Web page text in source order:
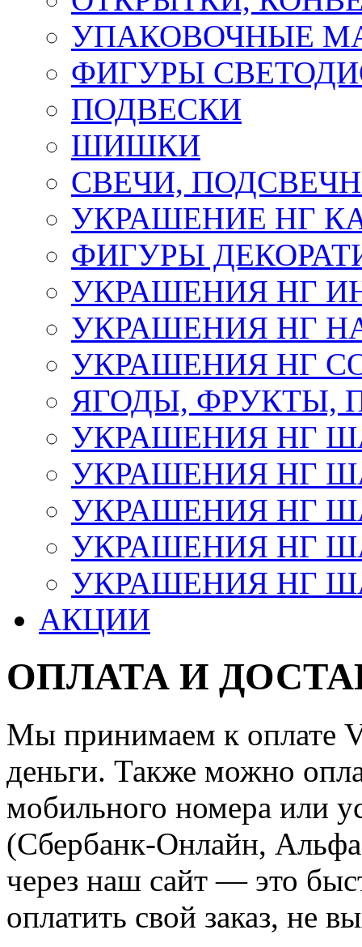
УПАКОВОЧНЫЕ
ФИГУРЫ
ПОДВЕСКИ
ШИШКИ
СВЕЧИ,
УКРАШЕНИЕ НГ
ФИГУРЫ
УКРАШЕНИЯ НГ
УКРАШЕНИЯ НГ
УКРАШЕНИЯ НГ
ЯГОДЫ, ФРУКТЫ,
УКРАШЕНИЯ НГ
УКРАШЕНИЯ НГ
УКРАШЕНИЯ НГ
УКРАШЕНИЯ НГ
УКРАШЕНИЯ НГ
АКЦИИ
ОПЛАТА И
Мы принимаем к оплате
деньги. Также можно
мобильного номера или
(Сбербанк-Онлайн,
через наш сайт — это
оплатить свой заказ, не